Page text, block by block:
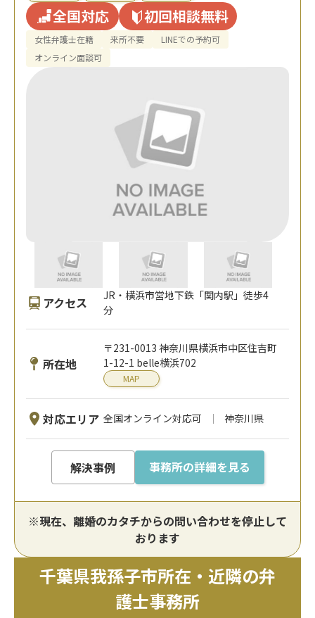
全国対応 初回相談無料
女性弁護士在籍 来所不要
LINEでの予約可
オンライン面談可
アクセス
JR・横浜市営地下鉄「関内駅」徒歩4
分
所在地
〒231-0013 神奈川県横浜市中区住吉町
1-12-1 belle横浜702
MAP
対応エリア 全国オンライン対応可 神奈川県
解決事例 事務所の詳細を見る
※現在、離婚のカタチからの問い合わせを停止して
おります
千葉県我孫子市所在・近隣の弁
護士事務所